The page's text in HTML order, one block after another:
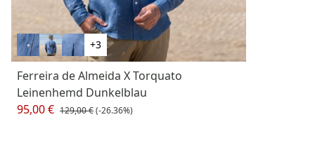
+3
Ferreira de Almeida X Torquato
Leinenhemd Dunkelblau
95,00 € 129,00 €(-26.36%)